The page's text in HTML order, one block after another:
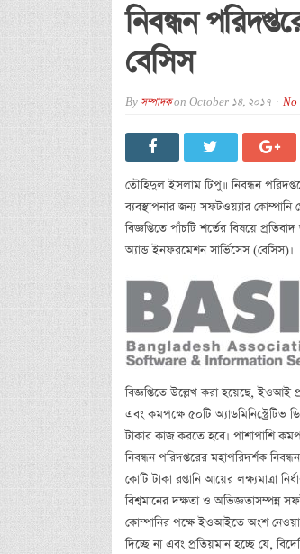
নিবন্ধন
বেসিস
By সম্পাদকon October 14, 2017 No
তৌহিদুল ইসলাম টিপু॥ নিবন্ধন
ব্যবস্থাপনার জন্য সফটওয়্যার
বিজ্ঞপ্তিতে পাঁচটি শর্তের বিষয়ে
অ্যান্ড ইনফরমেশন সার্ভিসেস (বেসিস)।
বিজ্ঞপ্তিতে উল্লেখ করা হয়েছে, ইওআই
এবং কমপক্ষে ৫০টি অ্যাডমিনিস্ট্রেটিভ
টাকার কাজ করতে হবে। পাশাপাশি
নিবন্ধন পরিদপ্তরের মহাপরিদর্শক
কোটি টাকা রপ্তানি আয়ের লক্ষ্যমাত্রা
বিশ্বমানের দক্ষতা ও অভিজ্ঞতাসম্পন্ন
কোম্পানির পক্ষে ইওআইতে অংশ নেওয়া
দিচ্ছে না এবং প্রতিয়মান হচ্ছে যে,